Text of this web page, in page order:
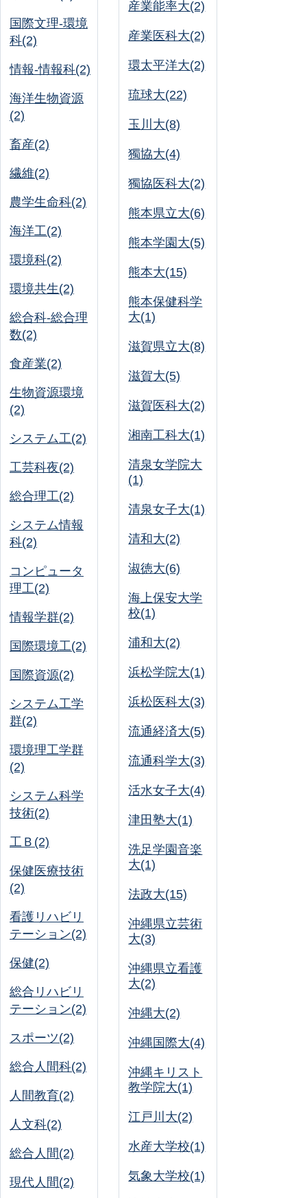
国際文理-環境
科(2)
情報-情報科(2)
海洋生物資源
(2)
畜産(2)
繊維(2)
農学生命科(2)
海洋工(2)
環境科(2)
環境共生(2)
総合科-総合理
数(2)
食産業(2)
生物資源環境
(2)
システム工(2)
工芸科夜(2)
総合理工(2)
システム情報
科(2)
コンピュータ
理工(2)
情報学群(2)
国際環境工(2)
国際資源(2)
システム工学
群(2)
環境理工学群
(2)
システム科学
技術(2)
工Ｂ(2)
保健医療技術
(2)
看護リハビリ
テーション(2)
保健(2)
総合リハビリ
テーション(2)
スポーツ(2)
総合人間科(2)
人間教育(2)
人文科(2)
総合人間(2)
現代人間(2)
産業能率大(2)
産業医科大(2)
環太平洋大(2)
琉球大(22)
玉川大(8)
獨協大(4)
獨協医科大(2)
熊本県立大(6)
熊本学園大(5)
熊本大(15)
熊本保健科学
大(1)
滋賀県立大(8)
滋賀大(5)
滋賀医科大(2)
湘南工科大(1)
清泉女学院大
(1)
清泉女子大(1)
清和大(2)
淑徳大(6)
海上保安大学
校(1)
浦和大(2)
浜松学院大(1)
浜松医科大(3)
流通経済大(5)
流通科学大(3)
活水女子大(4)
津田塾大(1)
洗足学園音楽
大(1)
法政大(15)
沖縄県立芸術
大(3)
沖縄県立看護
大(2)
沖縄大(2)
沖縄国際大(4)
沖縄キリスト
教学院大(1)
江戸川大(2)
水産大学校(1)
気象大学校(1)